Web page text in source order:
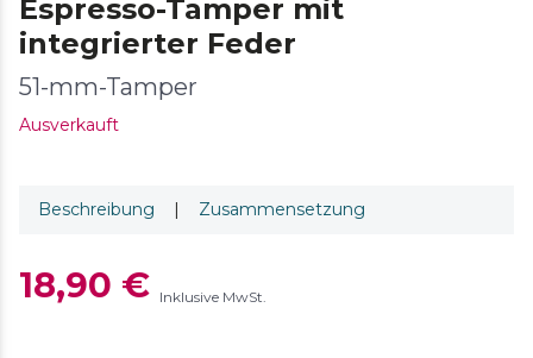
Espresso-Tamper mit
integrierter Feder
51-mm-Tamper
Ausverkauft
Beschreibung | Zusammensetzung
18,90 € Inklusive MwSt.